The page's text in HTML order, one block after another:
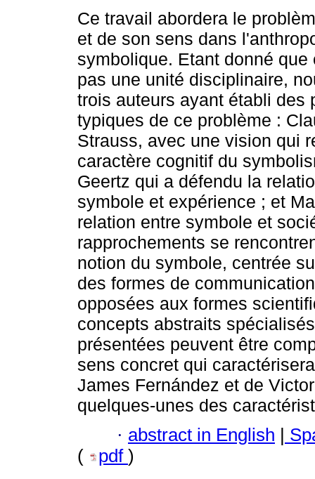
Ce travail abordera le
et de son sens dans
symbolique. Etant donné que
pas une unité disciplinaire,
trois auteurs ayant établi des
typiques de ce problème :
Strauss, avec une vision qui
caractère cognitif du
Geertz qui a défendu la
symbole et expérience ; et
relation entre symbole et
rapprochements se
notion du symbole, centrée
des formes de
opposées aux formes
concepts abstraits
présentées peuvent être
sens concret qui
James Fernández et de
quelques-unes des
· abstract in English
(
pdf )